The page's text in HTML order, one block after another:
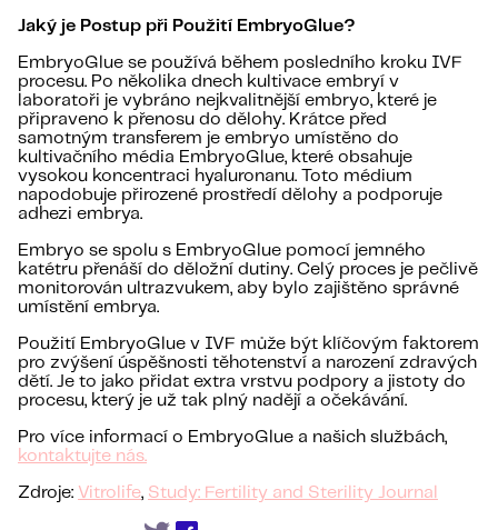
Jaký je Postup při Použití EmbryoGlue?
EmbryoGlue se používá během posledního kroku IVF
procesu. Po několika dnech kultivace embryí v
laboratoři je vybráno nejkvalitnější embryo, které je
připraveno k přenosu do dělohy. Krátce před
samotným transferem je embryo umístěno do
kultivačního média EmbryoGlue, které obsahuje
vysokou koncentraci hyaluronanu. Toto médium
napodobuje přirozené prostředí dělohy a podporuje
adhezi embrya.
Embryo se spolu s EmbryoGlue pomocí jemného
katétru přenáší do děložní dutiny. Celý proces je pečlivě
monitorován ultrazvukem, aby bylo zajištěno správné
umístění embrya.
Použití EmbryoGlue v IVF může být klíčovým faktorem
pro zvýšení úspěšnosti těhotenství a narození zdravých
dětí. Je to jako přidat extra vrstvu podpory a jistoty do
procesu, který je už tak plný nadějí a očekávání.
Pro více informací o EmbryoGlue a našich službách,
kontaktujte nás.
Zdroje: Vitrolife, Study: Fertility and Sterility Journal